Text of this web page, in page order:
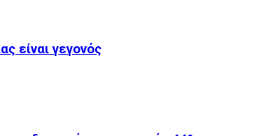
είναι γεγονός